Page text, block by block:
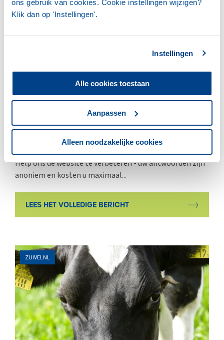
ons gebruik van cookies. Cookie instellingen wijzigen?
Klik dan op 'Instellingen'.
Instellingen
Alle cookies toestaan
Aanpassen
Alleen noodzakelijke cookies
ZUIVELNL
Enquête: help ons de website te
verbeteren
Help ons de website te verbeteren - uw antwoorden zijn
anoniem en kosten u maximaal...
LEES HET VOLLEDIGE BERICHT
ZUIVELNL